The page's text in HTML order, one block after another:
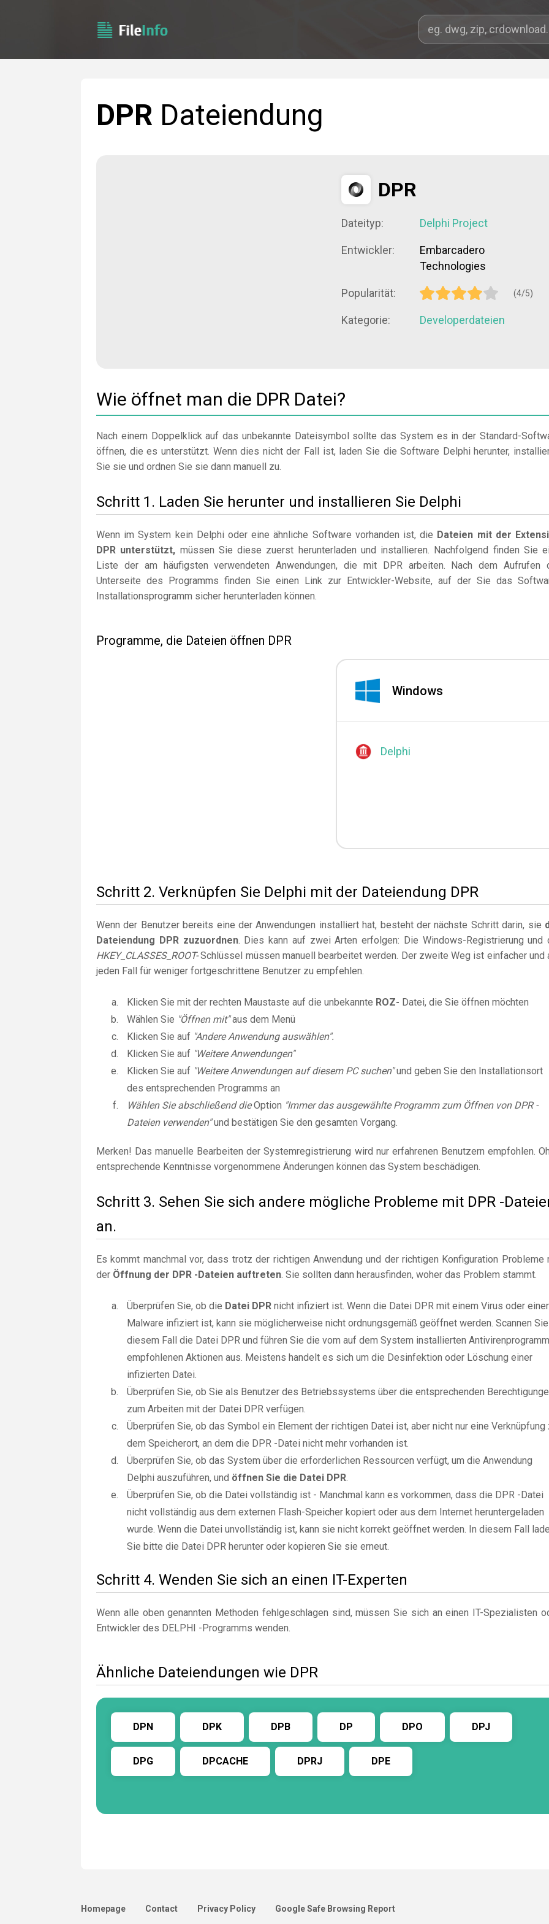
DPR Dateiendung
DPR
Dateityp: Delphi Project
Entwickler:
Embarcadero
Technologies
Popularität: (4/5)
Kategorie: Developerdateien
Wie öffnet man die DPR Datei?
Nach einem Doppelklick auf das unbekannte Dateisymbol sollte das System es in der Standard-
öffnen, die es unterstützt. Wenn dies nicht der Fall ist, laden Sie die Software Delphi herunter,
Sie sie und ordnen Sie sie dann manuell zu.
Schritt 1. Laden Sie herunter und installieren Sie Delphi
Wenn im System kein Delphi oder eine ähnliche Software vorhanden ist, die Dateien mit der
DPR unterstützt, müssen Sie diese zuerst herunterladen und installieren. Nachfolgend finden Sie
Liste der am häufigsten verwendeten Anwendungen, die mit DPR arbeiten. Nach dem Aufrufen
Unterseite des Programms finden Sie einen Link zur Entwickler-Website, auf der Sie das
Installationsprogramm sicher herunterladen können.
Programme, die Dateien öffnen DPR
Windows
Delphi
Schritt 2. Verknüpfen Sie Delphi mit der Dateiendung DPR
Wenn der Benutzer bereits eine der Anwendungen installiert hat, besteht der nächste Schritt darin, sie
Dateiendung DPR zuzuordnen. Dies kann auf zwei Arten erfolgen: Die Windows-Registrierung und
HKEY_CLASSES_ROOT-Schlüssel müssen manuell bearbeitet werden. Der zweite Weg ist einfacher und
jeden Fall für weniger fortgeschrittene Benutzer zu empfehlen.
Klicken Sie mit der rechten Maustaste auf die unbekannte ROZ- Datei, die Sie öffnen möchten
Wählen Sie "Öffnen mit"aus dem Menü
Klicken Sie auf "Andere Anwendung auswählen".
Klicken Sie auf "Weitere Anwendungen"
Klicken Sie auf "Weitere Anwendungen auf diesem PC suchen"und geben Sie den Installationsort
des entsprechenden Programms an
Wählen Sie abschließend dieOption "Immer das ausgewählte Programm zum Öffnen von DPR -
Dateien verwenden"und bestätigen Sie den gesamten Vorgang.
Merken! Das manuelle Bearbeiten der Systemregistrierung wird nur erfahrenen Benutzern empfohlen.
entsprechende Kenntnisse vorgenommene Änderungen können das System beschädigen.
Schritt 3. Sehen Sie sich andere mögliche Probleme mit DPR -
an.
Es kommt manchmal vor, dass trotz der richtigen Anwendung und der richtigen Konfiguration Probleme
der Öffnung der DPR -Dateien auftreten. Sie sollten dann herausfinden, woher das Problem stammt.
Überprüfen Sie, ob die Datei DPR nicht infiziert ist. Wenn die Datei DPR mit einem Virus oder einer
Malware infiziert ist, kann sie möglicherweise nicht ordnungsgemäß geöffnet werden. Scannen
diesem Fall die Datei DPR und führen Sie die vom auf dem System installierten Antivirenprogramm
empfohlenen Aktionen aus. Meistens handelt es sich um die Desinfektion oder Löschung einer
infizierten Datei.
Überprüfen Sie, ob Sie als Benutzer des Betriebssystems über die entsprechenden
zum Arbeiten mit der Datei DPR verfügen.
Überprüfen Sie, ob das Symbol ein Element der richtigen Datei ist, aber nicht nur eine Verknüpfung
dem Speicherort, an dem die DPR -Datei nicht mehr vorhanden ist.
Überprüfen Sie, ob das System über die erforderlichen Ressourcen verfügt, um die Anwendung
Delphi auszuführen, und öffnen Sie die Datei DPR.
Überprüfen Sie, ob die Datei vollständig ist - Manchmal kann es vorkommen, dass die DPR -Datei
nicht vollständig aus dem externen Flash-Speicher kopiert oder aus dem Internet heruntergeladen
wurde. Wenn die Datei unvollständig ist, kann sie nicht korrekt geöffnet werden. In diesem Fall
Sie bitte die Datei DPR herunter oder kopieren Sie sie erneut.
Schritt 4. Wenden Sie sich an einen IT-Experten
Wenn alle oben genannten Methoden fehlgeschlagen sind, müssen Sie sich an einen IT-Spezialisten
Entwickler des DELPHI -Programms wenden.
Ähnliche Dateiendungen wie DPR
DPN DPK DPB DP DPO DPJ
DPG DPCACHE DPRJ DPE
Homepage Contact Privacy Policy Google Safe Browsing Report